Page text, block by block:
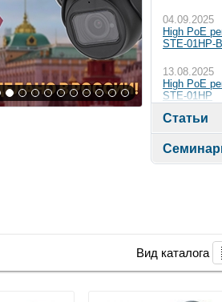
04.09.2025
High PoE
STE-01HP-
13.08.2025
High PoE
STE-01HP
Статьи
Вид каталога